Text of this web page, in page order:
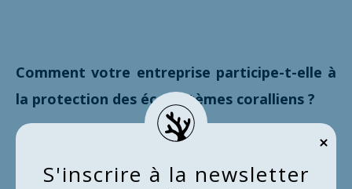
S'inscrire à la newsletter
Comment votre entreprise participe-t-elle à
la protection des écosystèmes coralliens ?